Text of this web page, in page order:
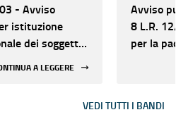
- Avviso
istituzione
dei soggetti
A LEGGERE
Avviso
8 L.R.
per la
VEDI TUTTI I BANDI